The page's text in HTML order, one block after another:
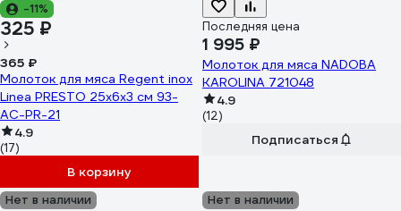
-11%
325 ₽
365 ₽
Молоток для мяса Regent inox
Linea PRESTO 25x6x3 см 93-
AC-PR-21
4.9
(17)
В корзину
Последняя цена
1 995 ₽
Молоток для мяса NADOBA
KAROLINA 721048
4.9
(12)
Подписаться
Нет в наличии Нет в наличии